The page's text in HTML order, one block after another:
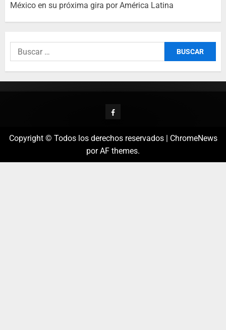
México en su próxima gira por América Latina
Copyright © Todos los derechos reservados
ChromeNews
por AF themes.